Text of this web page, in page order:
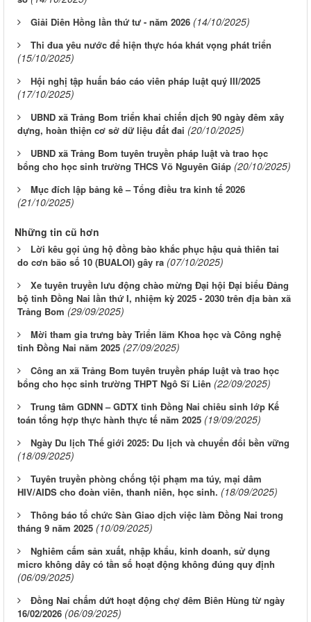
Giải Diên Hồng lần thứ tư - năm 2026 (14/10/2025)
Thi đua yêu nước để hiện thực hóa khát vọng phát triển
(15/10/2025)
Hội nghị tập huấn báo cáo viên pháp luật quý III/2025
(17/10/2025)
UBND xã Trảng Bom triển khai chiến dịch 90 ngày đêm xây
dựng, hoàn thiện cơ sở dữ liệu đất đai (20/10/2025)
UBND xã Trảng Bom tuyên truyền pháp luật và trao học
bổng cho học sinh trường THCS Võ Nguyên Giáp (20/10/2025)
Mục đích lập bảng kê – Tổng điều tra kinh tế 2026
(21/10/2025)
Những tin cũ hơn
Lời kêu gọi ủng hộ đồng bào khắc phục hậu quả thiên tai
do cơn bão số 10 (BUALOI) gây ra (07/10/2025)
Xe tuyên truyền lưu động chào mừng Đại hội Đại biểu Đảng
bộ tỉnh Đồng Nai lần thứ I, nhiệm kỳ 2025 - 2030 trên địa bàn xã
Trảng Bom (29/09/2025)
Mời tham gia trưng bày Triển lãm Khoa học và Công nghệ
tỉnh Đồng Nai năm 2025 (27/09/2025)
Công an xã Trảng Bom tuyên truyền pháp luật và trao học
bổng cho học sinh trường THPT Ngô Sĩ Liên (22/09/2025)
Trung tâm GDNN – GDTX tỉnh Đồng Nai chiêu sinh lớp Kế
toán tổng hợp thực hành thực tế năm 2025 (19/09/2025)
Ngày Du lịch Thế giới 2025: Du lịch và chuyển đổi bền vững
(18/09/2025)
Tuyên truyền phòng chống tội phạm ma túy, mại dâm
HIV/AIDS cho đoàn viên, thanh niên, học sinh. (18/09/2025)
Thông báo tổ chức Sàn Giao dịch việc làm Đồng Nai trong
tháng 9 năm 2025 (10/09/2025)
Nghiêm cấm sản xuất, nhập khẩu, kinh doanh, sử dụng
micro không dây có tần số hoạt động không đúng quy định
(06/09/2025)
Đồng Nai chấm dứt hoạt động chợ đêm Biên Hùng từ ngày
16/02/2026 (06/09/2025)